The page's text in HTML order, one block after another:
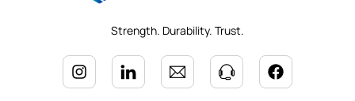
Strength. Durability. Trust.